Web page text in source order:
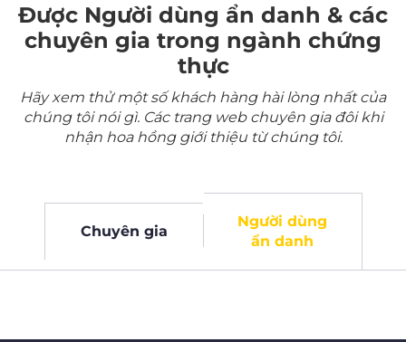
Được Người dùng ẩn danh & các
chuyên gia trong ngành chứng
thực
Hãy xem thử một số khách hàng hài lòng nhất của
chúng tôi nói gì. Các trang web chuyên gia đôi khi
nhận hoa hồng giới thiệu từ chúng tôi.
Chuyên gia
Người dùng
ẩn danh